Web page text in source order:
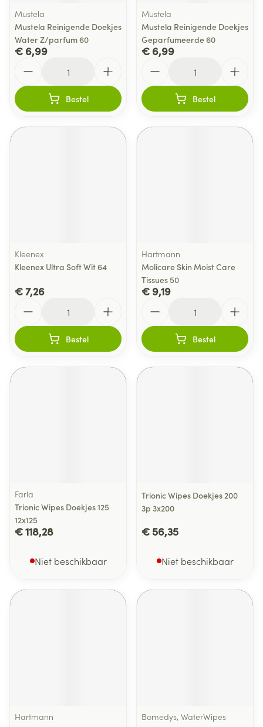
Mustela
Mustela Reinigende Doekjes
Water Z/parfum 60
€ 6,99
Bestel
Mustela
Mustela Reinigende Doekjes
Geparfumeerde 60
€ 6,99
Bestel
Kleenex
Kleenex Ultra Soft Wit 64
€ 7,26
Bestel
Hartmann
Molicare Skin Moist Care
Tissues 50
€ 9,19
Bestel
Farla
Trionic Wipes Doekjes 125
12x125
€ 118,28
Niet beschikbaar
Trionic Wipes Doekjes 200
3p 3x200
€ 56,35
Niet beschikbaar
Hartmann
Bomedys, WaterWipes